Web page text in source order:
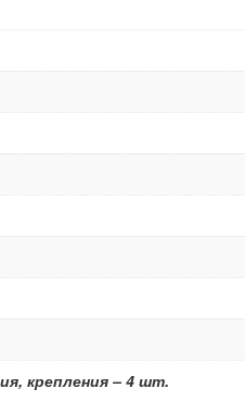
крепления – 4 шт.